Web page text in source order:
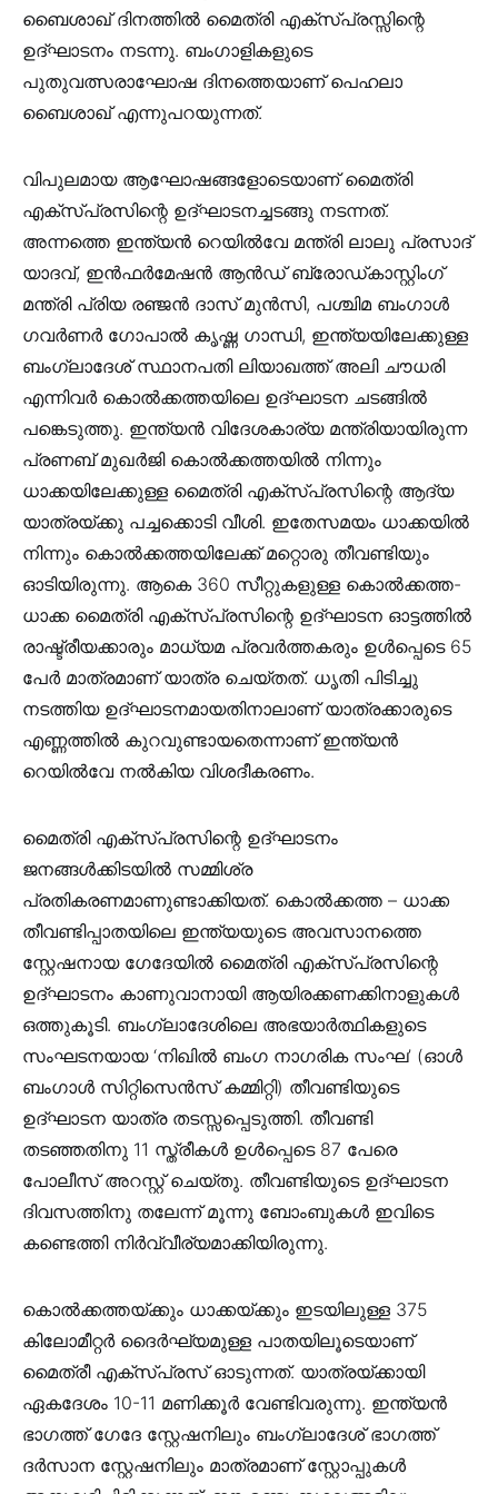
ബൈശാഖ് ദിനത്തിൽ മൈത്രി എക്സ്പ്രസ്സിന്റെ
ഉദ്ഘാടനം നടന്നു. ബംഗാളികളുടെ
പുതുവത്സരാഘോഷ ദിനത്തെയാണ് പെഹലാ
ബൈശാഖ് എന്നുപറയുന്നത്.
വിപുലമായ ആഘോഷങ്ങളോടെയാണ് മൈത്രി
എക്സ്പ്രസിന്റെ ഉദ്ഘാടനച്ചടങ്ങു നടന്നത്.
അന്നത്തെ ഇന്ത്യൻ റെയിൽവേ മന്ത്രി ലാലു പ്രസാദ്
യാദവ്, ഇൻഫർമേഷൻ ആൻഡ് ബ്രോഡ്കാസ്റ്റിംഗ്
മന്ത്രി പ്രിയ രഞ്ജൻ ദാസ് മുൻസി, പശ്ചിമ ബംഗാൾ
ഗവർണർ ഗോപാൽ കൃഷ്ണ ഗാന്ധി, ഇന്ത്യയിലേക്കുള്ള
ബംഗ്ലാദേശ് സ്ഥാനപതി ലിയാഖത്ത് അലി ചൗധരി
എന്നിവർ കൊൽക്കത്തയിലെ ഉദ്ഘാടന ചടങ്ങിൽ
പങ്കെടുത്തു. ഇന്ത്യൻ വിദേശകാര്യ മന്ത്രിയായിരുന്ന
പ്രണബ് മുഖർജി കൊൽക്കത്തയിൽ നിന്നും
ധാക്കയിലേക്കുള്ള മൈത്രി എക്സ്പ്രസിന്റെ ആദ്യ
യാത്രയ്ക്കു പച്ചക്കൊടി വീശി. ഇതേസമയം ധാക്കയിൽ
നിന്നും കൊൽക്കത്തയിലേക്ക് മറ്റൊരു തീവണ്ടിയും
ഓടിയിരുന്നു. ആകെ 360 സീറ്റുകളുള്ള കൊൽക്കത്ത-
ധാക്ക മൈത്രി എക്സ്പ്രസിന്റെ ഉദ്ഘാടന ഓട്ടത്തിൽ
രാഷ്ട്രീയക്കാരും മാധ്യമ പ്രവർത്തകരും ഉൾപ്പെടെ 65
പേർ മാത്രമാണ് യാത്ര ചെയ്തത്. ധൃതി പിടിച്ചു
നടത്തിയ ഉദ്ഘാടനമായതിനാലാണ് യാത്രക്കാരുടെ
എണ്ണത്തിൽ കുറവുണ്ടായതെന്നാണ് ഇന്ത്യൻ
റെയിൽവേ നൽകിയ വിശദീകരണം.
മൈത്രി എക്സ്പ്രസിന്റെ ഉദ്ഘാടനം
ജനങ്ങൾക്കിടയിൽ സമ്മിശ്ര
പ്രതികരണമാണുണ്ടാക്കിയത്. കൊൽക്കത്ത – ധാക്ക
തീവണ്ടിപ്പാതയിലെ ഇന്ത്യയുടെ അവസാനത്തെ
സ്റ്റേഷനായ ഗേദേയിൽ മൈത്രി എക്സ്പ്രസിന്റെ
ഉദ്ഘാടനം കാണുവാനായി ആയിരക്കണക്കിനാളുകൾ
ഒത്തുകൂടി. ബംഗ്ലാദേശിലെ അഭയാർത്ഥികളുടെ
സംഘടനയായ ‘നിഖിൽ ബംഗ നാഗരിക സംഘ’ (ഓൾ
ബംഗാൾ സിറ്റിസെൻസ് കമ്മിറ്റി) തീവണ്ടിയുടെ
ഉദ്ഘാടന യാത്ര തടസ്സപ്പെടുത്തി. തീവണ്ടി
തടഞ്ഞതിനു 11 സ്ത്രീകൾ ഉൾപ്പെടെ 87 പേരെ
പോലീസ് അറസ്റ്റ് ചെയ്തു. തീവണ്ടിയുടെ ഉദ്ഘാടന
ദിവസത്തിനു തലേന്ന് മൂന്നു ബോംബുകൾ ഇവിടെ
കണ്ടെത്തി നിർവ്വീര്യമാക്കിയിരുന്നു.
കൊൽക്കത്തയ്ക്കും ധാക്കയ്ക്കും ഇടയിലുള്ള 375
കിലോമീറ്റർ ദൈർഘ്യമുള്ള പാതയിലൂടെയാണ്
മൈത്രീ എക്സ്പ്രസ് ഓടുന്നത്. യാത്രയ്ക്കായി
ഏകദേശം 10-11 മണിക്കൂർ വേണ്ടിവരുന്നു. ഇന്ത്യൻ
ഭാഗത്ത് ഗേദേ സ്റ്റേഷനിലും ബംഗ്ലാദേശ് ഭാഗത്ത്
ദർസാന സ്റ്റേഷനിലും മാത്രമാണ് സ്റ്റോപ്പുകൾ